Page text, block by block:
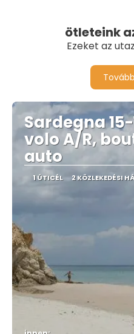
ötleteink
Ezeket az
Sardegna
volo A/R,
auto
1 ÚTICÉL 2 KÖZLEKEDÉSI